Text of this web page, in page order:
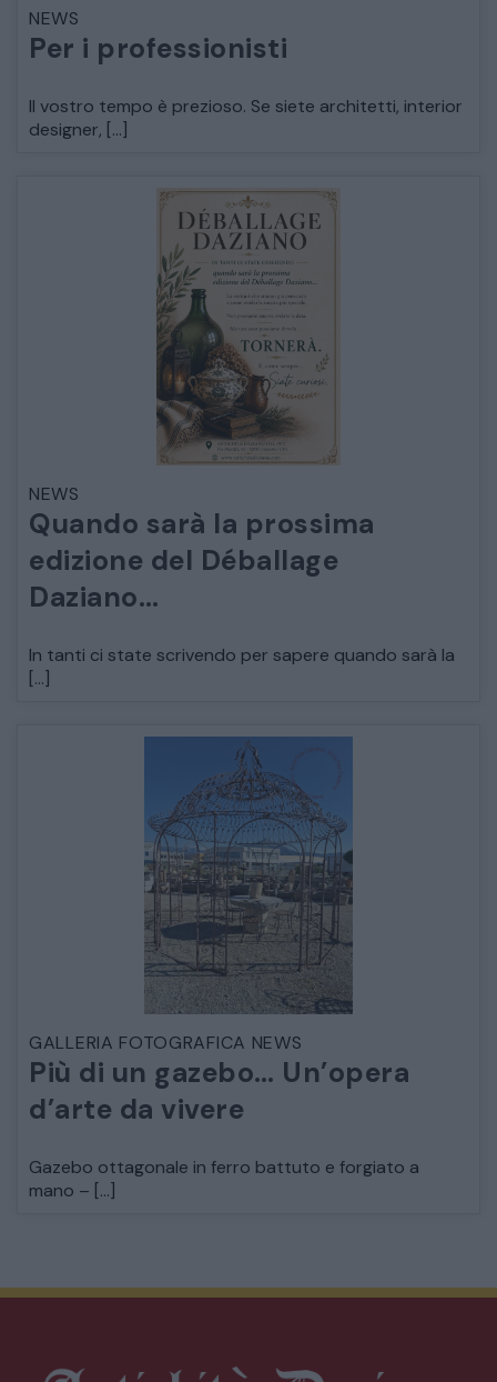
COMÒ E COMODINI
TAVOLI TAVOLINI CONSOLE
SEDIE POLTRONE DIVANI
CREDENZE – DOPPI CORPI – BUFFET
SALE DA PRANZO – STUDIO UFFICIO
ARREDO DA GIARDINO
DECORAZIONI OGGETTISTICA ILLUMINAZIONE
MATERIALI E STRUTTURE
MODERNARIATO
STILI ED ESPOSIZIONE
STRUMENTI MUSICALI
VEICOLI D’EPOCA
NEWS
Per i professionisti
Il vostro tempo è prezioso. Se siete architetti, interior
designer, […]
NEWS
Quando sarà la prossima
edizione del Déballage
Daziano…
In tanti ci state scrivendo per sapere quando sarà la
[…]
GALLERIA FOTOGRAFICA NEWS
Più di un gazebo… Un’opera
d’arte da vivere
Gazebo ottagonale in ferro battuto e forgiato a
mano – […]